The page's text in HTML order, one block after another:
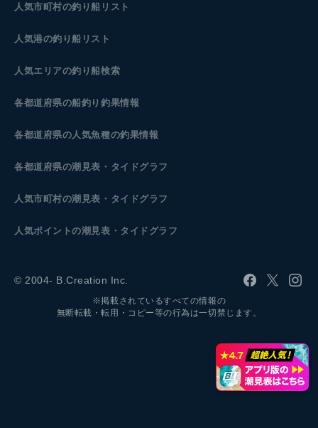
人気市町村の釣り船リスト
人気港の釣り船リスト
人気エリアの釣り船検索
各都道府県の船釣り釣果情報
各都道府県の人気魚種の釣果情報
各都道府県の潮見表 ・タイドグラフ
人気市町村の潮見表・タイドグラフ
人気ポイントの潮見表・タイドグラフ
© 2004- B.Creation Inc.
※掲載されているすべての情報の
無断転載・転用・コピー等の行為は一切禁じます。